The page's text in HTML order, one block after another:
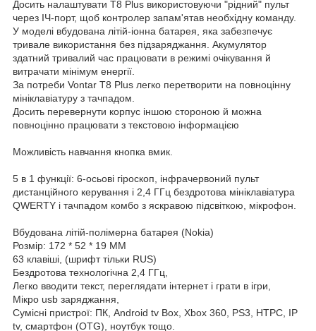
Досить налаштувати Т8 Рlus використовуючи "рідний" пульт
через ІЧ-порт, щоб контролер запам'ятав необхідну команду.
У моделі вбудована літій-іонна батарея, яка забезпечує
тривале використання без підзаряджання. Акумулятор
здатний тривалий час працювати в режимі очікування й
витрачати мінімум енергії.
За потреби Vontar Т8 Рlus легко перетворити на повноцінну
мініклавіатуру з тачпадом.
Досить перевернути корпус іншою стороною й можна
повноцінно працювати з текстовою інформацією
Можливість навчання кнопка вмик.
5 в 1 функції: 6-осьові гіроскоп, інфрачервоний пульт
дистанційного керування і 2,4 ГГц бездротова мініклавіатура
QWERTY і тачпадом комбо з яскравою підсвіткою, мікрофон.
Вбудована літій-полімерна батарея (Nokia)
Розмір: 172 * 52 * 19 MM
63 клавіші, (шрифт тільки RUS)
Бездротова технологічна 2,4 ГГц,
Легко вводити текст, переглядати інтернет і грати в ігри,
Мікро usb заряджання,
Сумісні пристрої: ПК, Android tv Box, Xbox 360, PS3, HTPC, IP
tv, смартфон (OTG), ноутбук тощо.